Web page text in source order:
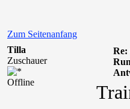
Zum Seitenanfang
Tilla
Zuschauer
Offline
Re: